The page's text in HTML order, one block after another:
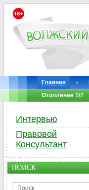
Главная
Отопление 1/7
Интервью
Правовой
Консультант
ПОИСК